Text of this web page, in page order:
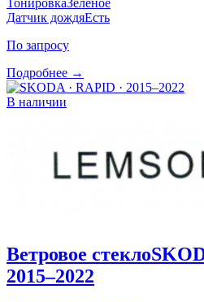
Датчик дождяЕсть
По запросу
Подробнее →
В наличии
Ветровое стекло
2015–2022